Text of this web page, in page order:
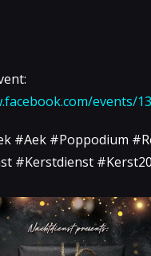
events/
#Aek #Poppodium
#Kerstdienst